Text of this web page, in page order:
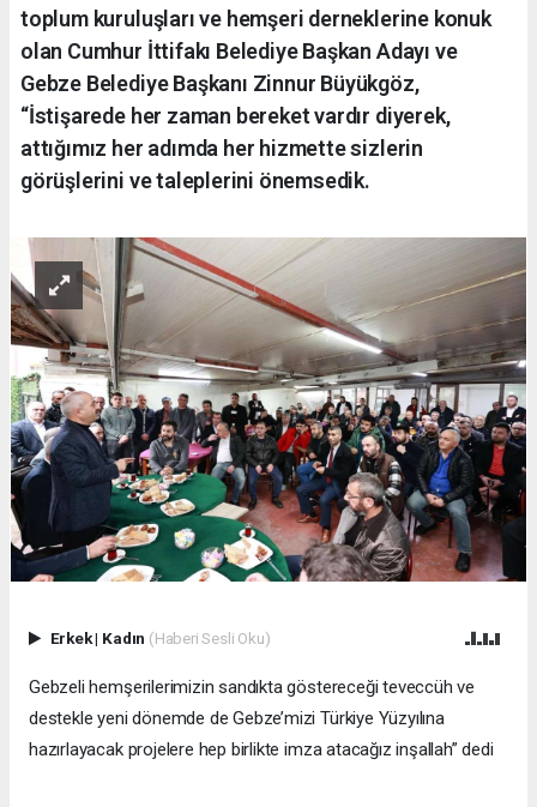
toplum kuruluşları ve hemşeri derneklerine konuk
olan Cumhur İttifakı Belediye Başkan Adayı ve
Gebze Belediye Başkanı Zinnur Büyükgöz,
“İstişarede her zaman bereket vardır diyerek,
attığımız her adımda her hizmette sizlerin
görüşlerini ve taleplerini önemsedik.
Erkek| Kadın (Haberi Sesli Oku)
Gebzeli hemşerilerimizin sandıkta göstereceği teveccüh ve
destekle yeni dönemde de Gebze’mizi Türkiye Yüzyılına
hazırlayacak projelere hep birlikte imza atacağız inşallah” dedi